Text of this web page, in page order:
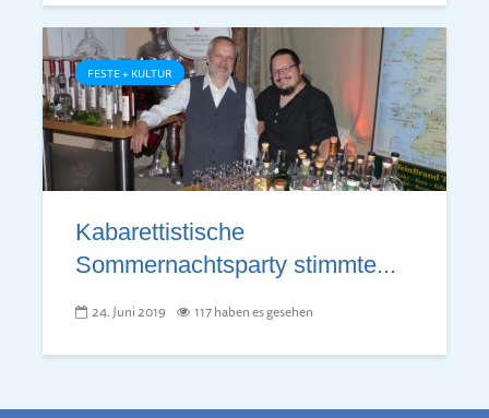
FESTE + KULTUR
Kabarettistische
Sommernachtsparty stimmte...
24. Juni 2019 117 haben es gesehen